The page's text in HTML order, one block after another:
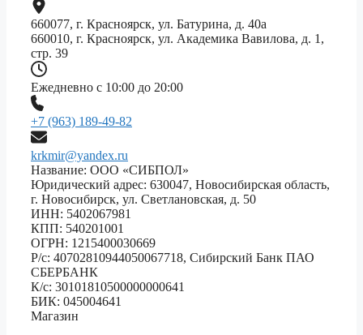
660077, г. Красноярск, ул. Батурина, д. 40а
660010, г. Красноярск, ул. Академика Вавилова, д. 1,
стр. 39
Ежедневно с 10:00 до 20:00
+7 (963) 189-49-82
krkmir@yandex.ru
Название: ООО «СИБПОЛ»
Юридический адрес: 630047, Новосибирская область,
г. Новосибирск, ул. Светлановская, д. 50
ИНН: 5402067981
КПП: 540201001
ОГРН: 1215400030669
Р/с: 40702810944050067718, Сибирский Банк ПАО
СБЕРБАНК
К/с: 30101810500000000641
БИК: 045004641
Магазин